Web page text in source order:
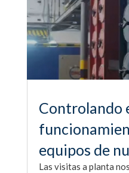
Controlando
equipos de
Las visitas a planta